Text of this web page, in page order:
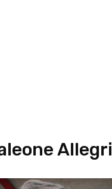
Allegri